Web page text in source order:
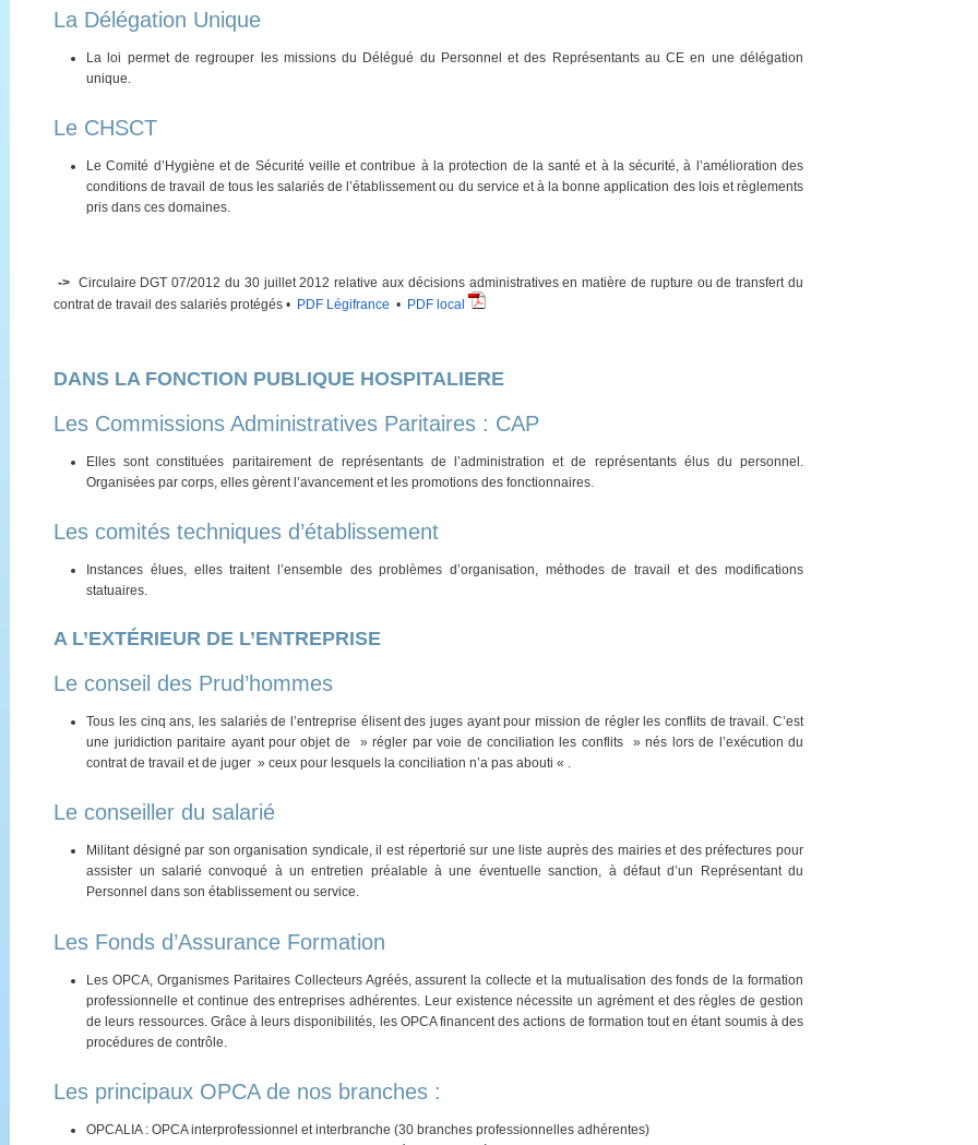
La Délégation Unique
La loi permet de regrouper les missions du Délégué du Personnel et des Représentants au CE en une délégation
unique.
Le CHSCT
Le Comité d’Hygiène et de Sécurité veille et contribue à la protection de la santé et à la sécurité, à l’amélioration des
conditions de travail de tous les salariés de l’établissement ou du service et à la bonne application des lois et règlements
pris dans ces domaines.
-> Circulaire DGT 07/2012 du 30 juillet 2012 relative aux décisions administratives en matière de rupture ou de transfert du
contrat de travail des salariés protégés • PDF Légifrance • PDF local
DANS LA FONCTION PUBLIQUE HOSPITALIERE
Les Commissions Administratives Paritaires : CAP
Elles sont constituées paritairement de représentants de l’administration et de représentants élus du personnel.
Organisées par corps, elles gèrent l’avancement et les promotions des fonctionnaires.
Les comités techniques d’établissement
Instances élues, elles traitent l’ensemble des problèmes d’organisation, méthodes de travail et des modifications
statuaires.
A L’EXTÉRIEUR DE L’ENTREPRISE
Le conseil des Prud’hommes
Tous les cinq ans, les salariés de l’entreprise élisent des juges ayant pour mission de régler les conflits de travail. C’est
une juridiction paritaire ayant pour objet de » régler par voie de conciliation les conflits » nés lors de l’exécution du
contrat de travail et de juger » ceux pour lesquels la conciliation n’a pas abouti « .
Le conseiller du salarié
Militant désigné par son organisation syndicale, il est répertorié sur une liste auprès des mairies et des préfectures pour
assister un salarié convoqué à un entretien préalable à une éventuelle sanction, à défaut d’un Représentant du
Personnel dans son établissement ou service.
Les Fonds d’Assurance Formation
Les OPCA, Organismes Paritaires Collecteurs Agréés, assurent la collecte et la mutualisation des fonds de la formation
professionnelle et continue des entreprises adhérentes. Leur existence nécessite un agrément et des règles de gestion
de leurs ressources. Grâce à leurs disponibilités, les OPCA financent des actions de formation tout en étant soumis à des
procédures de contrôle.
Les principaux OPCA de nos branches :
OPCALIA : OPCA interprofessionnel et interbranche (30 branches professionnelles adhérentes)